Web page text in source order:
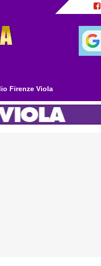
Firenze Viola